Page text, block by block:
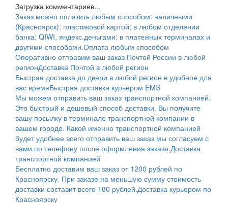
Загрузка комментариев...
Заказ можно оплатить любым способом: наличными
(Красноярск); пластиковой картой; в любом отделении
банка; QIWI, яндекс.деньгами; в платежных терминалах и
другими способами.Оплата любым способом
Оперативно отправим ваш заказ Почтой России в любой
регионДоставка Почтой в любой регион
Быстрая доставка до двери в любой регион в удобное для
вас времяБыстрая доставка курьером EMS
Мы можем отправить ваш заказ транспортной компанией.
Это быстрый и дешевый способ доставки. Вы получите
вашу посылку в терминале транспортной компании в
вашем городе. Какой именно транспортной компанией
будет удобнее всего отправить ваш заказ мы согласуем с
вами по телефону после оформления заказа.Доставка
транспортной компанией
Бесплатно доставим ваш заказ от 1200 рублей по
Красноярску. При заказе на меньшую сумму стоимость
доставки составит всего 180 рублей.Доставка курьером по
Красноярску